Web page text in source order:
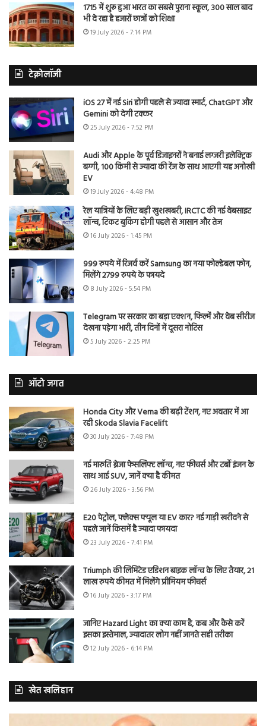
1715 में शुरू हुआ भारत का सबसे पुराना स्कूल, 300 साल बाद
भी दे रहा है हजारों छात्रों को शिक्षा
19 July 2026 - 7:14 PM
टेक्नोलॉजी
iOS 27 में नई Siri होगी पहले से ज्यादा स्मार्ट, ChatGPT और
Gemini को देगी टक्कर
25 July 2026 - 7:52 PM
Audi और Apple के पूर्व डिजाइनरों ने बनाई लग्जरी इलेक्ट्रिक
बग्गी, 100 किमी से ज्यादा की रेंज के साथ आएगी यह अनोखी
EV
19 July 2026 - 4:48 PM
रेल यात्रियों के लिए बड़ी खुशखबरी, IRCTC की नई वेबसाइट
लॉन्च, टिकट बुकिंग होगी पहले से आसान और तेज
16 July 2026 - 1:45 PM
999 रुपये में रिजर्व करें Samsung का नया फोल्डेबल फोन,
मिलेंगे 2799 रुपये के फायदे
8 July 2026 - 5:54 PM
Telegram पर सरकार का बड़ा एक्शन, फिल्में और वेब सीरीज
देखना पड़ेगा भारी, तीन दिनों में दूसरा नोटिस
5 July 2026 - 2:25 PM
ऑटो जगत
Honda City और Verna की बढ़ी टेंशन, नए अवतार में आ
रही Skoda Slavia Facelift
30 July 2026 - 7:48 PM
नई मारुति ब्रेजा फेसलिफ्ट लॉन्च, नए फीचर्स और टर्बो इंजन के
साथ आई SUV, जानें क्या है कीमत
26 July 2026 - 3:56 PM
E20 पेट्रोल, फ्लेक्स फ्यूल या EV कार? नई गाड़ी खरीदने से
पहले जानें किसमें है ज्यादा फायदा
23 July 2026 - 7:41 PM
Triumph की लिमिटेड एडिशन बाइक लॉन्च के लिए तैयार, 21
लाख रुपये कीमत में मिलेंगे प्रीमियम फीचर्स
16 July 2026 - 3:17 PM
जानिए Hazard Light का क्या काम है, कब और कैसे करें
इसका इस्तेमाल, ज्यादातर लोग नहीं जानते सही तरीका
12 July 2026 - 6:14 PM
खेत खलिहान